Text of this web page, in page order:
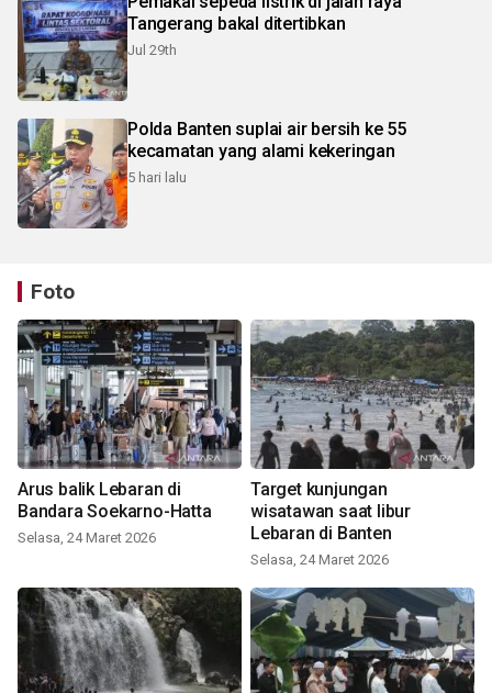
Tangerang bakal ditertibkan
Jul 29th
Polda Banten suplai air bersih ke 55
kecamatan yang alami kekeringan
5 hari lalu
Foto
Arus balik Lebaran di
Bandara Soekarno-Hatta
Selasa, 24 Maret 2026
Target kunjungan
wisatawan saat libur
Lebaran di Banten
Selasa, 24 Maret 2026